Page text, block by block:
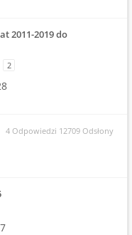
2011-2019 do
2
4 Odpowiedzi 12709 Odsłony